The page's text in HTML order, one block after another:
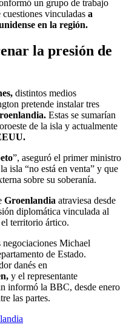
un grupo de trabajo
vinculadas a
en la región.
la presión de
distintos medios
pretende instalar tres
Estas se sumarían
de la isla y actualmente
”, aseguró el primer ministro
isla “no está en venta” y que
sobre su soberanía.
Groenlandia atraviesa desde
diplomática vinculada al
territorio ártico.
negociaciones Michael
de Estado.
danés en
y el representante
informó la BBC, desde enero
las partes.